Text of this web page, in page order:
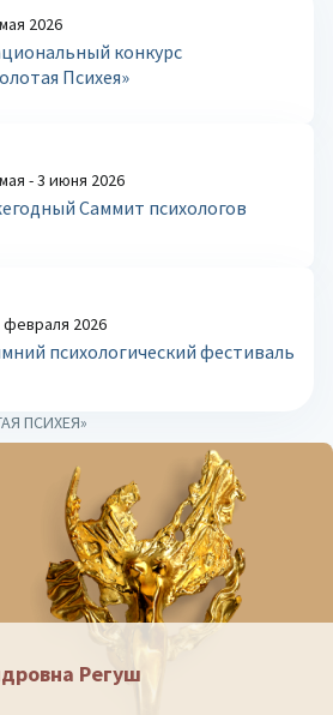
2026
конкурс
Психея»
- 3 июня 2026
Саммит психологов
февраля 2026
психологический фестиваль
ПСИХЕЯ»
Регуш